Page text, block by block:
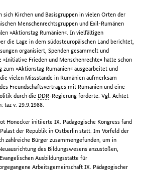
sich Kirchen und Basisgruppen in vielen Orten der
Menschenrechtsgruppen und Exil-Rumänen
»Aktionstag Rumänien«. In vielfältigen
die Lage in dem südosteuropäischen Land berichtet,
organisiert, Spenden gesammelt und
Frieden und Menschenrechte« hatte schon
»Aktionstag Rumänien« ausgearbeitet und
vielen Missstände in Rumänien aufmerksam
Freundschaftsvertrages mit Rumänien und eine
durch die DDR-Regierung forderte. Vgl. Ächtet
taz v. 29.9.1988.
Honecker initiierte IX. Pädagogische Kongress fand
der Republik in Ostberlin statt. Im Vorfeld der
zahlreiche Bürger zusammengefunden, um in
des Bildungswesens anzustoßen,
Ausbildungsstätte für
Arbeitsgemeinschaft IX. Pädagogischer